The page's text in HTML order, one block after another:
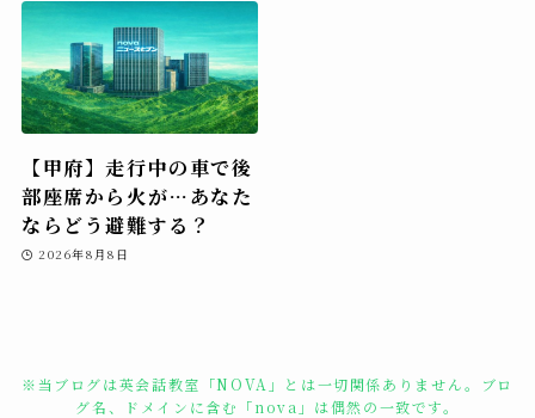
【甲府】走行中の車で後
部座席から火が…あなた
ならどう避難する？
2026年8月8日
※当ブログは英会話教室「NOVA」とは一切関係ありません。ブロ
グ名、ドメインに含む「nova」は偶然の一致です。